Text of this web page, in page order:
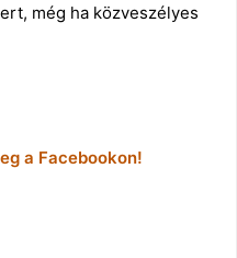
még ha közveszélyes
a Facebookon!